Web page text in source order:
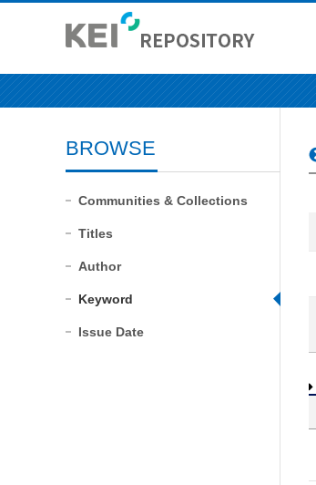
BROWSE
Communities & Collections
Titles
Author
Keyword
Issue Date